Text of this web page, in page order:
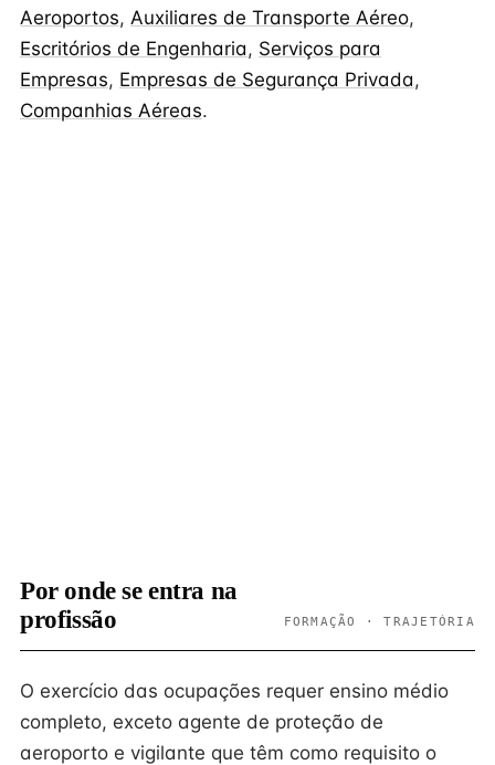
Aeroportos, Auxiliares de Transporte Aéreo,
Escritórios de Engenharia, Serviços para
Empresas, Empresas de Segurança Privada,
Companhias Aéreas.
Por onde se entra na
profissão
FORMAÇÃO · TRAJETÓRIA
O exercício das ocupações requer ensino médio
completo, exceto agente de proteção de
aeroporto e vigilante que têm como requisito o